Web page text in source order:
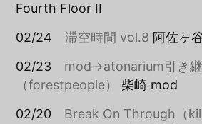
Fourth Floor II
02/24滞空時間 vol.8 阿佐ヶ
02/23 mod→atonarium引き継
（forestpeople）
柴崎 mod
02/20 Break On Through（